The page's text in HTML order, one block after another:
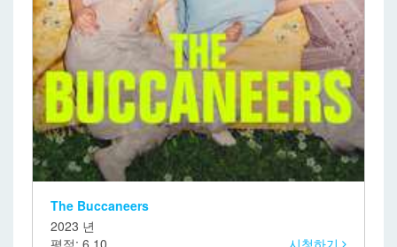
The Buccaneers
2023 년
평점: 6.10
시청하기